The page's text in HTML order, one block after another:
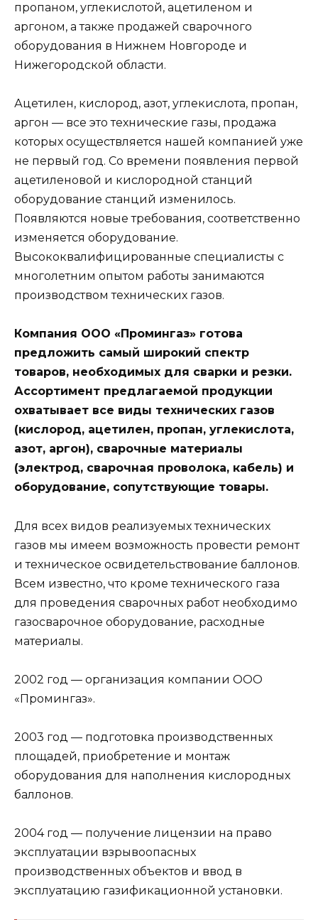
пропаном, углекислотой, ацетиленом и
аргоном, а также продажей сварочного
оборудования в Нижнем Новгороде и
Нижегородской области.
Ацетилен, кислород, азот, углекислота, пропан,
аргон — все это технические газы, продажа
которых осуществляется нашей компанией уже
не первый год. Со времени появления первой
ацетиленовой и кислородной станций
оборудование станций изменилось.
Появляются новые требования, соответственно
изменяется оборудование.
Высококвалифицированные специалисты с
многолетним опытом работы занимаются
производством технических газов.
Компания ООО «Промингаз» готова
предложить самый широкий спектр
товаров, необходимых для сварки и резки.
Ассортимент предлагаемой продукции
охватывает все виды технических газов
(кислород, ацетилен, пропан, углекислота,
азот, аргон), сварочные материалы
(электрод, сварочная проволока, кабель) и
оборудование, сопутствующие товары.
Для всех видов реализуемых технических
газов мы имеем возможность провести ремонт
и техническое освидетельствование баллонов.
Всем известно, что кроме технического газа
для проведения сварочных работ необходимо
газосварочное оборудование, расходные
материалы.
2002 год — организация компании ООО
«Промингаз».
2003 год — подготовка производственных
площадей, приобретение и монтаж
оборудования для наполнения кислородных
баллонов.
2004 год — получение лицензии на право
эксплуатации взрывоопасных
производственных объектов и ввод в
эксплуатацию газификационной установки.